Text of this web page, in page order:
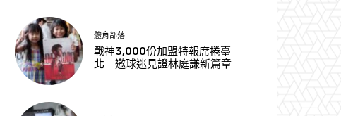
體育部落
戰神3,000份加盟特報席捲臺
北 邀球迷見證林庭謙新篇章